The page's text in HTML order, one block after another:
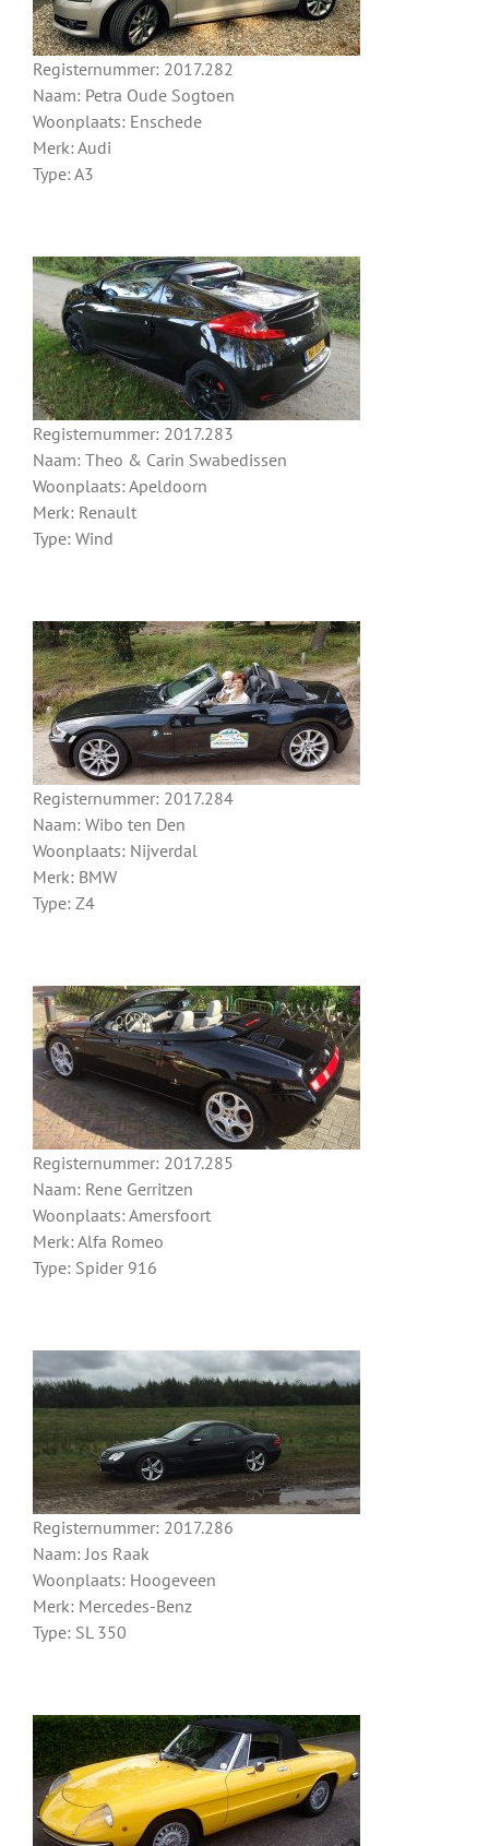
Registernummer: 2017.282
Naam: Petra Oude Sogtoen
Woonplaats: Enschede
Merk: Audi
Type: A3
Registernummer: 2017.283
Naam: Theo & Carin Swabedissen
Woonplaats: Apeldoorn
Merk: Renault
Type: Wind
Registernummer: 2017.284
Naam: Wibo ten Den
Woonplaats: Nijverdal
Merk: BMW
Type: Z4
Registernummer: 2017.285
Naam: Rene Gerritzen
Woonplaats: Amersfoort
Merk: Alfa Romeo
Type: Spider 916
Registernummer: 2017.286
Naam: Jos Raak
Woonplaats: Hoogeveen
Merk: Mercedes-Benz
Type: SL 350